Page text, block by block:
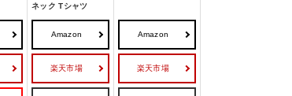
ネック Tシャツ
Amazon
楽天市場
Amazon
楽天市場